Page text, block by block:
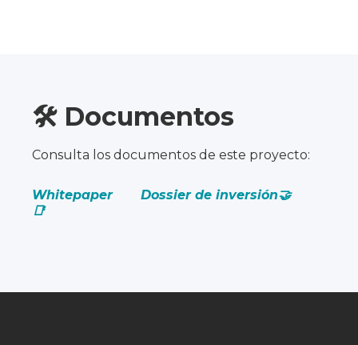
🛠️ Documentos
Consulta los documentos de este proyecto:
Whitepaper
📑
Dossier de inversión🤝